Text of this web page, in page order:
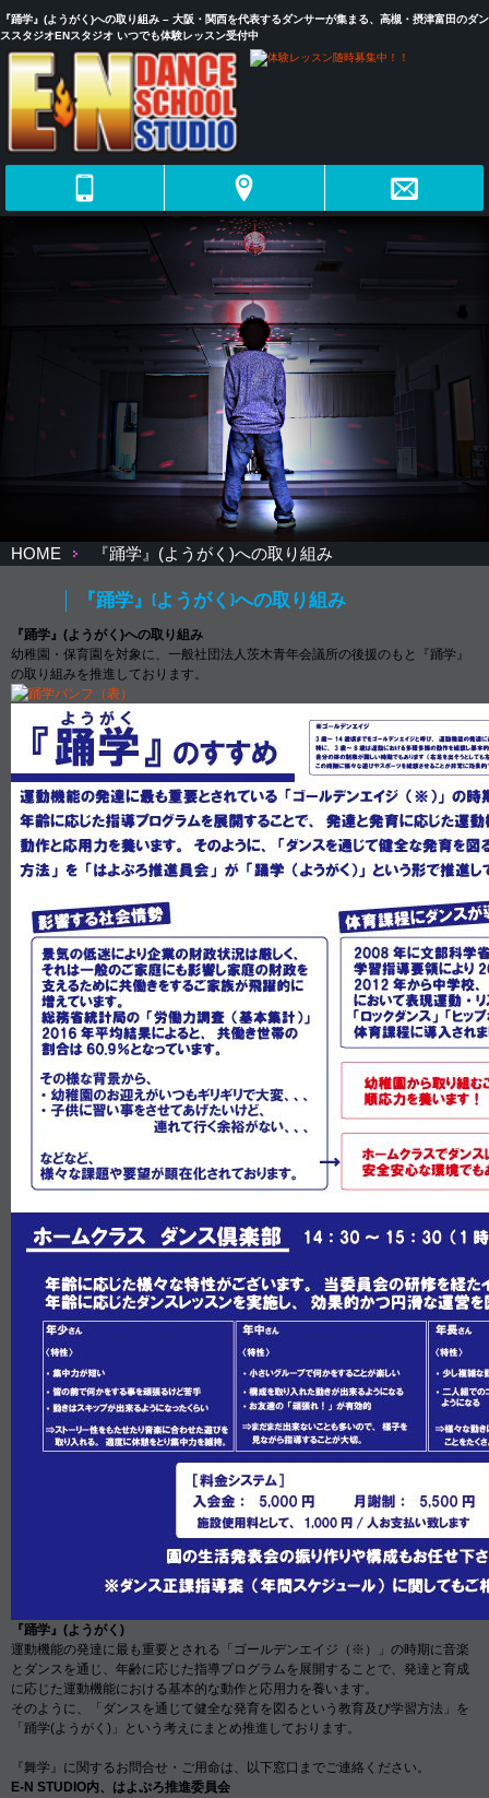
『踊学』(ようがく)への取り組み – 大阪・関西を代表するダンサーが集まる、高槻・摂津富田のダン
ススタジオENスタジオ いつでも体験レッスン受付中
HOME 『踊学』(ようがく)への取り組み
『踊学』(ようがく)への取り組み
『踊学』(ようがく)への取り組み
幼稚園・保育園を対象に、一般社団法人茨木青年会議所の後援のもと『踊学』
の取り組みを推進しております。
『踊学』(ようがく)
運動機能の発達に最も重要とされる「ゴールデンエイジ（※）」の時期に音楽
とダンスを通じ、年齢に応じた指導プログラムを展開することで、発達と育成
に応じた運動機能における基本的な動作と応用力を養います。
そのように、「ダンスを通じて健全な発育を図るという教育及び学習方法」を
「踊学(ようがく)」という考えにまとめ推進しております。
『舞学』に関するお問合せ・ご用命は、以下窓口までご連絡ください。
E-N STUDIO内、はよぷろ推進委員会